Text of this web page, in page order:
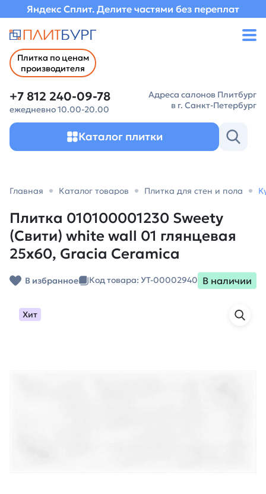
Яндекс Сплит. Делите частями без переплат
Плитка по ценам
производителя
+7 812 240-09-78
ежедневно 10.00-20.00
Адреса салонов Плитбург
в г. Санкт-Петербург
Каталог плитки
Главная Каталог товаров Плитка для стен и пола
Плитка 010100001230 Sweety
(Свити) white wall 01 глянцевая
25х60, Gracia Ceramica
В избранное Код товара: УТ-00002940 В наличии
Хит